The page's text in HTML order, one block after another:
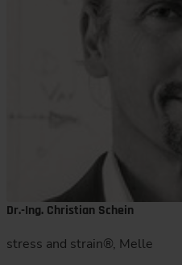
Dr.-Ing. Christian Schein
stress and strain®, Melle